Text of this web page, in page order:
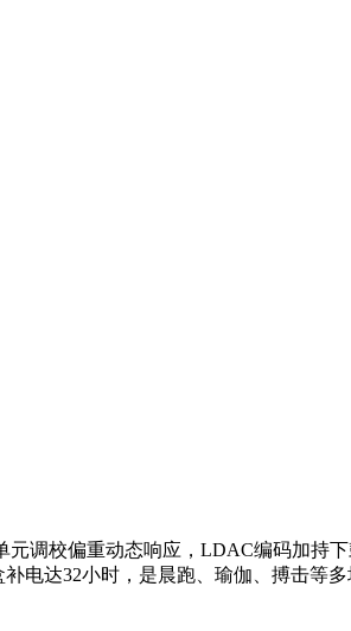
元调校偏重动态响应，LDAC编码加持
电达32小时，是晨跑、瑜伽、搏击等